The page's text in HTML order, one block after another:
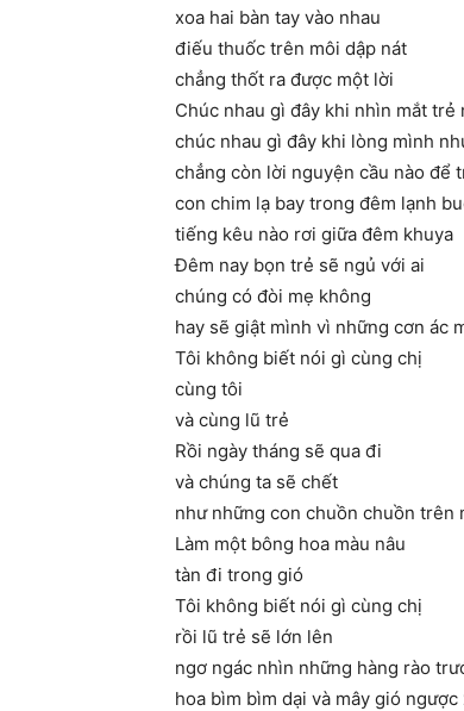
xoa hai bàn tay vào nhau
điếu thuốc trên môi dập nát
chẳng thốt ra được một lời
Chúc nhau gì đây khi nhìn mắt trẻ
chúc nhau gì đây khi lòng mình
chẳng còn lời nguyện cầu nào để
con chim lạ bay trong đêm lạnh
tiếng kêu nào rơi giữa đêm khuya
Đêm nay bọn trẻ sẽ ngủ với ai
chúng có đòi mẹ không
hay sẽ giật mình vì những cơn ác
Tôi không biết nói gì cùng chị
cùng tôi
và cùng lũ trẻ
Rồi ngày tháng sẽ qua đi
và chúng ta sẽ chết
như những con chuồn chuồn trên
Làm một bông hoa màu nâu
tàn đi trong gió
Tôi không biết nói gì cùng chị
rồi lũ trẻ sẽ lớn lên
ngơ ngác nhìn những hàng rào
hoa bìm bìm dại và mây gió ngược